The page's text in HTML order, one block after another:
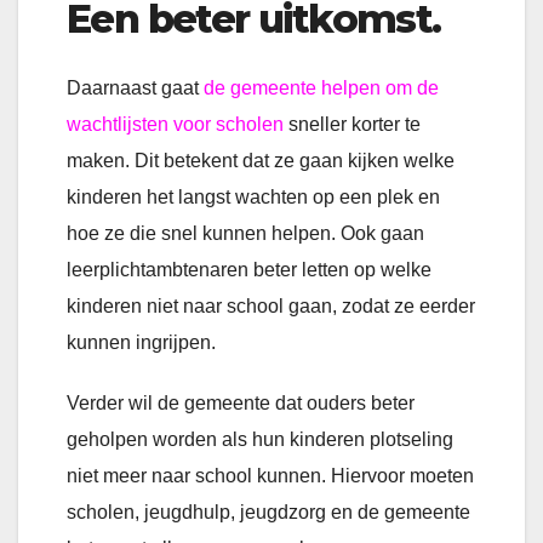
Een beter uitkomst.
Daarnaast gaatde gemeente helpen om de
wachtlijsten voor scholen sneller korter te
maken. Dit betekent dat ze gaan kijken welke
kinderen het langst wachten op een plek en
hoe ze die snel kunnen helpen. Ook gaan
leerplichtambtenaren beter letten op welke
kinderen niet naar school gaan, zodat ze eerder
kunnen ingrijpen.
Verder wil de gemeente dat ouders beter
geholpen worden als hun kinderen plotseling
niet meer naar school kunnen. Hiervoor moeten
scholen, jeugdhulp, jeugdzorg en de gemeente